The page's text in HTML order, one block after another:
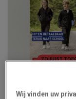
ZOJUIST
Nos meilleures
Wij vinden uw